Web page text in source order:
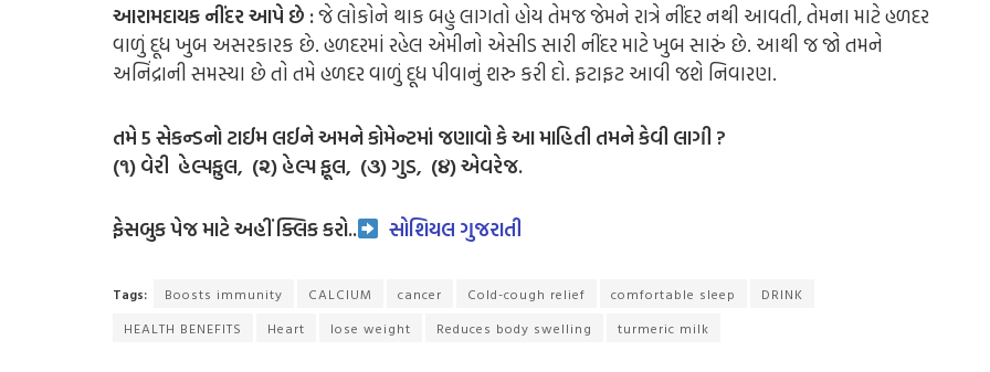
આરામદાયક નીંદર આપે છે :જે લોકોને થાક બહુ લાગતો હોય તેમજ જેમને રાત્રે નીંદર નથી આવતી, તેમના માટે હળદર
વાળું દૂધ ખુબ અસરકારક છે. હળદરમાં રહેલ એમીનો એસીડ સારી નીંદર માટે ખુબ સારું છે. આથી જ જો તમને
અનિંદ્રાની સમસ્યા છે તો તમે હળદર વાળું દૂધ પીવાનું શરુ કરી દો. ફટાફટ આવી જશે નિવારણ.
તમે 5 સેકન્ડનો ટાઈમ લઈને અમને કોમેન્ટમાં જણાવો કે આ માહિતી તમને કેવી લાગી ?
(૧) વેરી હેલ્પફુલ, (૨) હેલ્પ ફૂલ, (૩) ગુડ, (૪) એવરેજ.
ફેસબુક પેજ માટે અહીં ક્લિક કરો.. સોશિયલ ગુજરાતી
Tags: Boosts immunity CALCIUM cancer Cold-cough relief comfortable sleep
DRINK
HEALTH BENEFITS
Heart lose weight Reduces body swelling turmeric milk